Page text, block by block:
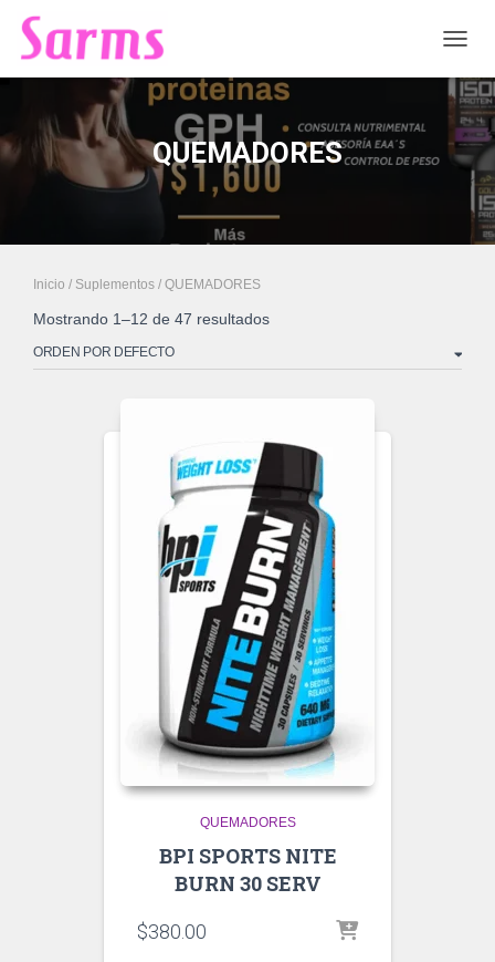
QUEMADORES
Inicio / Suplementos / QUEMADORES
Mostrando 1–12 de 47 resultados
QUEMADORES
BPI SPORTS NITE
BURN 30 SERV
$380.00